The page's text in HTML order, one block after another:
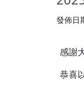
發佈日
感謝
恭喜